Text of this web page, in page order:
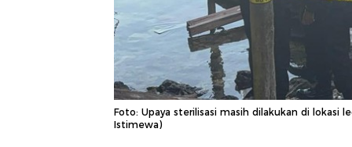
Foto: Upaya sterilisasi masih dilakukan di lokasi
Istimewa)